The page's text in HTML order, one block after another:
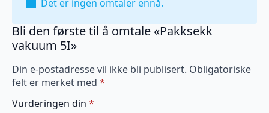
Det er ingen omtaler ennå.
Bli den første til å omtale «Pakksekk
vakuum 5I»
Din e-postadresse vil ikke bli publisert. Obligatoriske
felt er merket med *
Vurderingen din *